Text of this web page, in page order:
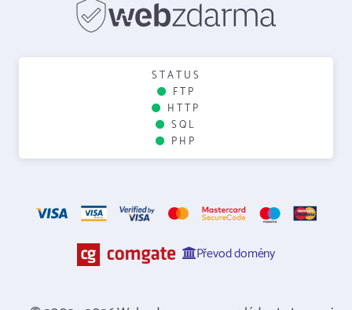
STATUS
FTP
HTTP
SQL
PHP
Převod domény